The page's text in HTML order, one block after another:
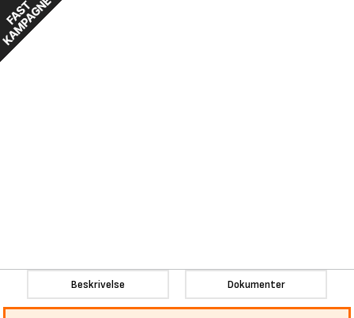
Beskrivelse Dokumenter